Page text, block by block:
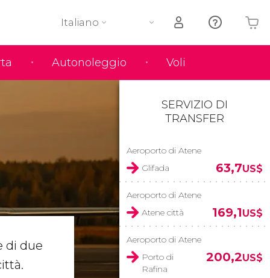
Autonoleggio Voli
Italiano
Il tuo carrello è vuoto
di due
SERVIZIO DI
TRANSFER
Aeroporto di Atene
Glifada
63,7US$
Aeroporto di Atene
Atene città
169,1US$
Aeroporto di Atene
Porto di
Rafina
200,2US$